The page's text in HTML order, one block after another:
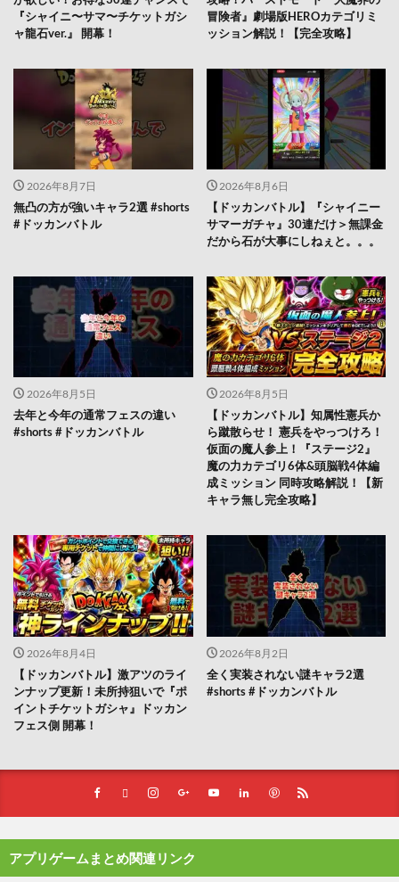
『シャイニ〜サマ〜チケットガシ
ャ龍石ver.』 開幕！
冒険者』劇場版HEROカテゴリミ
ッション解説！【完全攻略】
2026年8月7日
無凸の方が強いキャラ2選 #shorts
#ドッカンバトル
2026年8月6日
【ドッカンバトル】『シャイニー
サマーガチャ』30連だけ＞無課金
だから石が大事にしねぇと。。。
2026年8月5日
去年と今年の通常フェスの違い
#shorts #ドッカンバトル
2026年8月5日
【ドッカンバトル】知属性憲兵か
ら蹴散らせ！ 憲兵をやっつけろ！
仮面の魔人参上！『ステージ2』
魔の力カテゴリ6体&頭脳戦4体編
成ミッション 同時攻略解説！【新
キャラ無し完全攻略】
2026年8月4日
【ドッカンバトル】激アツのライ
ンナップ更新！未所持狙いで『ポ
イントチケットガシャ』ドッカン
フェス側 開幕！
2026年8月2日
全く実装されない謎キャラ2選
#shorts #ドッカンバトル
アプリゲームまとめ関連リンク